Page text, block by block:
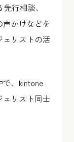
行相談、
かけなどを
ェリストの活
、kintone
リスト同士